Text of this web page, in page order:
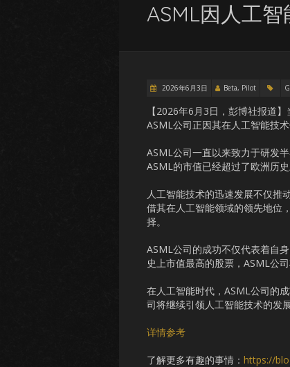
ASML因人工
2026年6月3日 Beta, Pilot
【2026年6月3日，彭博社报道
ASML公司正因其在人工智能技
ASML公司一直以来致力于研发
ASML的市值已经超过了欧洲历
人工智能技术的迅速发展不仅推
借其在人工智能领域的领先地位
择。
ASML公司的成功不仅代表着自
史上市值最高的股票，ASML公
在人工智能时代，ASML公司的
司将继续引领人工智能技术的发
详情参考
了解更多有趣的事情： https://